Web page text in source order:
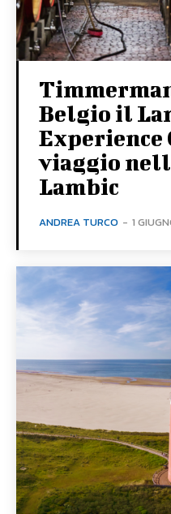
Belgio il
Experience
viaggio
Lambic
ANDREA TURCO - 1